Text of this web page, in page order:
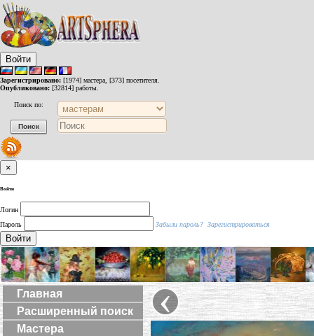
Войти
Зарегистрировано: [1974] мастера, [373] посетителя.
Опубликовано: [32814] работы.
Поиск по:
×
Войти
Логин
Пароль
Забыли пароль? Зарегистрироваться
Войти
Главная
Расширенный поиск
Мастера
‹